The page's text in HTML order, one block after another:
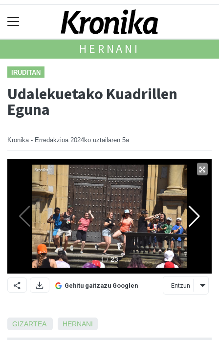
HERNANI
IRUDITAN
Udalekuetako Kuadrillen
Eguna
Kronika - Erredakzioa 2024ko uztailaren 5a
Gehitu gaitzazu Googlen Entzun
GIZARTEA HERNANI